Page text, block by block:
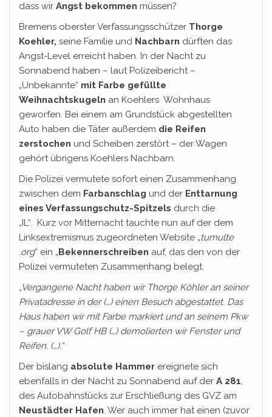
dass wir Angst bekommen müssen?
Bremens oberster Verfassungsschützer Thorge
Koehler, seine Familie und Nachbarn dürften das
Angst-Level erreicht haben. In der Nacht zu
Sonnabend haben – laut Polizeibericht –
„Unbekannte“ mit Farbe gefüllte
Weihnachtskugeln an Koehlers Wohnhaus
geworfen. Bei einem am Grundstück abgestellten
Auto haben die Täter außerdem die Reifen
zerstochen und Scheiben zerstört – der Wagen
gehört übrigens Koehlers Nachbarn.
Die Polizei vermutete sofort einen Zusammenhang
zwischen dem Farbanschlag und der Enttarnung
eines Verfassungschutz-Spitzels durch die
„IL“. Kurz vor Mitternacht tauchte nun auf der dem
Linksextremismus zugeordneten Website „tumulte
.org“ ein „Bekennerschreiben auf, das den von der
Polizei vermuteten Zusammenhang belegt.
„Vergangene Nacht haben wir Thorge Köhler an seiner
Privatadresse in der (…) einen Besuch abgestattet. Das
Haus haben wir mit Farbe markiert und an seinem Pkw
– grauer VW Golf HB (…) demolierten wir Fenster und
Reifen. (…).“
Der bislang absolute Hammer ereignete sich
ebenfalls in der Nacht zu Sonnabend auf der A 281,
des Autobahnstücks zur Erschließung des GVZ am
Neustädter Hafen. Wer auch immer hat einen (zuvor